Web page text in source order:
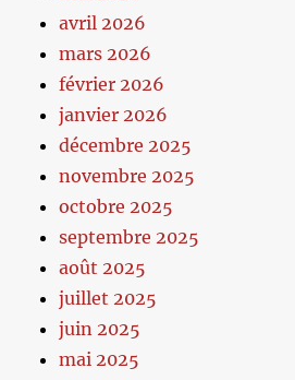
avril 2026
mars 2026
février 2026
janvier 2026
décembre 2025
novembre 2025
octobre 2025
septembre 2025
août 2025
juillet 2025
juin 2025
mai 2025